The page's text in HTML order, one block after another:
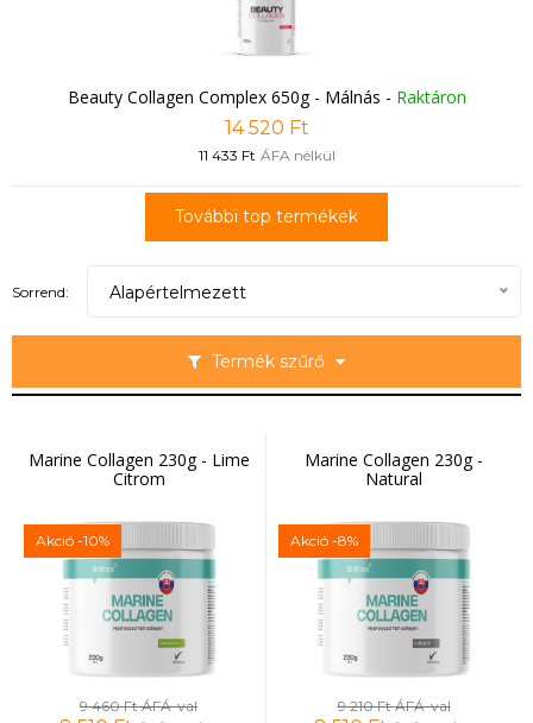
Beauty Collagen Complex 650g - Málnás - Raktáron
14 520 Ft
11 433 Ft ÁFA nélkül
További top termékek
Termék szűrő
Sorrend: Alapértelmezett
Marine Collagen 230g - Lime
Citrom
Akció -10%
9 460 FtÁFÁ-val
Marine Collagen 230g -
Natural
Akció -8%
9 210 FtÁFÁ-val